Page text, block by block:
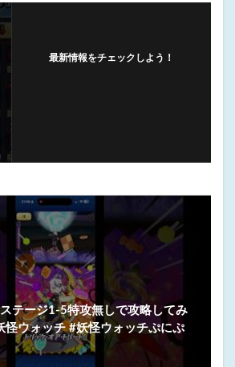
最新情報をチェックしよう！
ステージ1-5特攻無しで攻略してみ
怪ウォッチ #妖怪ウォッチぷにぷ